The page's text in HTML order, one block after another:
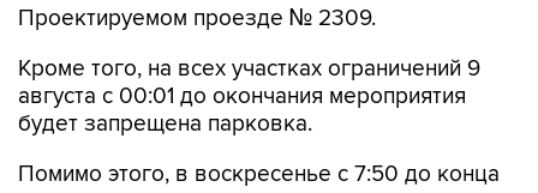
Проектируемом проезде № 2309.
Кроме того, на всех участках ограничений 9
августа с 00:01 до окончания мероприятия
будет запрещена парковка.
Помимо этого, в воскресенье с 7:50 до конца